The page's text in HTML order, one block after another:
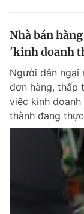
Nhà bán
'kinh doanh
Người dân ngại
đơn hàng, thấp
việc kinh
thành đang